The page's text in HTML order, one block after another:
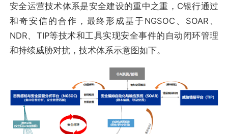
安全运营技术体系是安全建设的重中之重，C银行通过
和奇安信的合作，最终形成基于NGSOC、SOAR、
NDR、TIP等技术和工具实现安全事件的自动闭环管理
和持续威胁对抗，技术体系示意图如下。